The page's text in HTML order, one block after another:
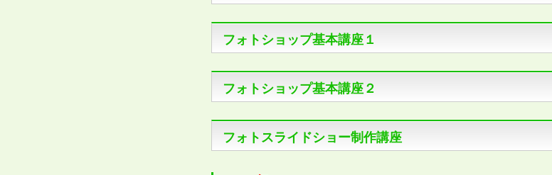
フォトショップ基本講座１
フォトショップ基本講座２
フォトスライドショー制作講座